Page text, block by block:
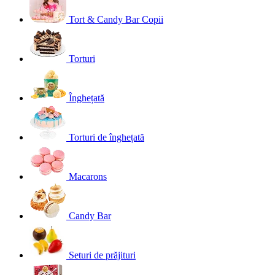
Tort & Candy Bar Copii
Torturi
Înghețată
Torturi de înghețată
Macarons
Candy Bar
Seturi de prăjituri